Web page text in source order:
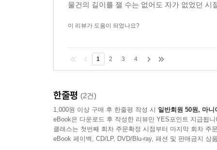
물건의 길이를 잴 수는 없어도 자가 없었던
이 리뷰가 도움이 되었나요?
1 2 3 4
한줄평 (2건)
1,000원 이상 구매 후 한줄평 작성 시 일반회원 50원, 마니
eBook은 다운로드 후 작성한 리뷰만 YES포인트 지급됩니
클래스는 첫번째 회차 주문확정 시점부터 마지막 회차 주
eBook 페이백, CD/LP, DVD/Blu-ray, 패션 및 판매금지 상